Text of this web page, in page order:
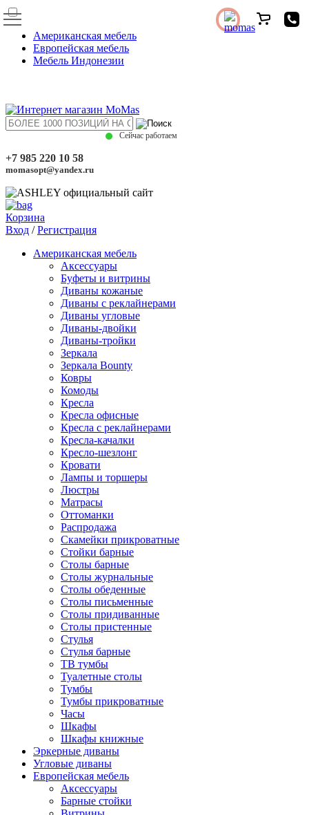
Американская мебель
Европейская мебель
Мебель Индонезии
Сейчас работаем
+7 985 220 10 58
momasopt@yandex.ru
Корзина
Вход /Регистрация
Американская мебель
Аксессуары
Буфеты и витрины
Диваны кожаные
Диваны с реклайнерами
Диваны угловые
Диваны-двойки
Диваны-тройки
Зеркала
Зеркала Bounty
Ковры
Комоды
Кресла
Кресла офисные
Кресла с реклайнерами
Кресла-качалки
Кресло-шезлонг
Кровати
Лампы и торшеры
Люстры
Матрасы
Оттоманки
Распродажа
Скамейки прикроватные
Стойки барные
Столы барные
Столы журнальные
Столы обеденные
Столы письменные
Столы придиванные
Столы пристенные
Стулья
Стулья барные
ТВ тумбы
Туалетные столы
Тумбы
Тумбы прикроватные
Часы
Шкафы
Шкафы книжные
Эркерные диваны
Угловые диваны
Европейская мебель
Аксессуары
Барные стойки